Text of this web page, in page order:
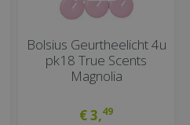
Bolsius Geurtheelicht 4u
pk18 True Scents
Magnolia
€3,49